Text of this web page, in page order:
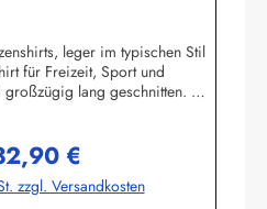
leger im typischen Stil
für Freizeit, Sport und
lang geschnitten. Die
Seitentaschen100%
gewirkt und angenehm auf der
aus Sicherheitsgründen ein
Preis:
€
zzgl. Versandkosten